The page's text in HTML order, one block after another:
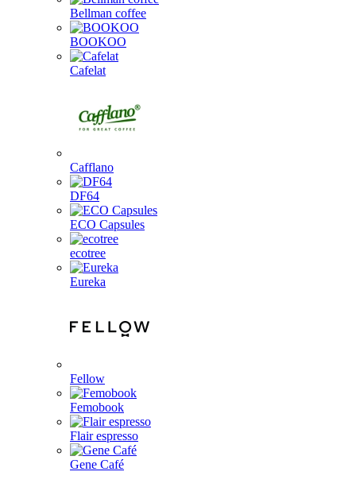
Bellman coffee
BOOKOO
Cafelat
Cafflano
DF64
ECO Capsules
ecotree
Eureka
Fellow
Femobook
Flair espresso
Gene Café